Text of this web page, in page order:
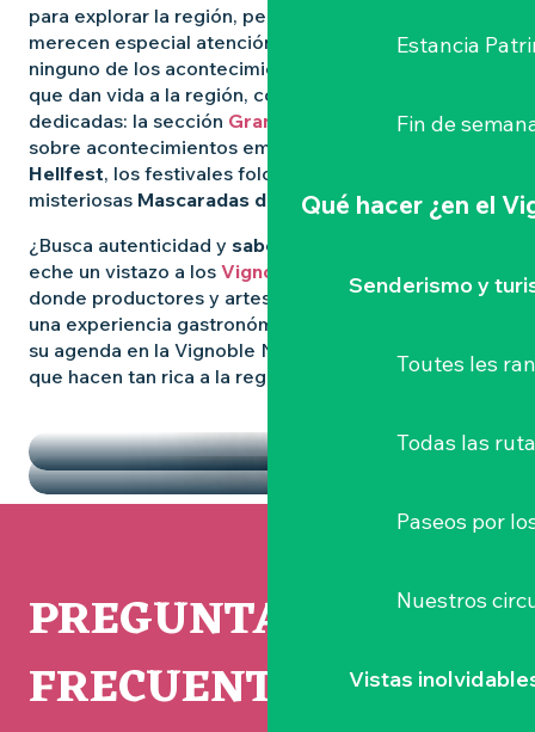
Estancia
Fin de
Qué hacer ¿en el
Senderismo y
Toutes les
Todas las
Paseos por
Nuestros
Vistas
para explorar la región, pero algunas experiencias
merecen especial atención. Para no perderse
ninguno de los acontecimientos más destacados
que dan vida a la región, consulte nuestras páginas
dedicadas: la sección Grandes Eventos
le informa
sobre acontecimientos emblemáticos como
Hellfest, los festivales folclóricos salvajes y las
misteriosas Mascaradas de Clisson
¿Busca autenticidad y sabores locales
eche un vistazo a los Vignoble Nantais Mercados
donde productores y artesanos se reúnen para vivir
una experiencia gastronómica de convivencia. Llene
su agenda en la Vignoble Nantais con las pepitas
que hacen tan rica a la región.
LOS MERCADOS
PREGUNTAS
FRECUENTES